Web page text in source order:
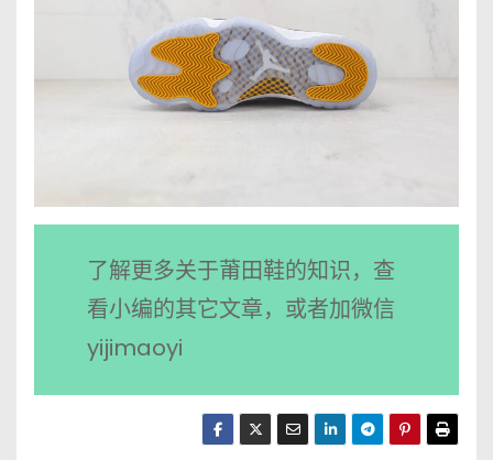
了解更多关于莆田鞋的知识，查
看小编的其它文章，或者加微信
yijimaoyi